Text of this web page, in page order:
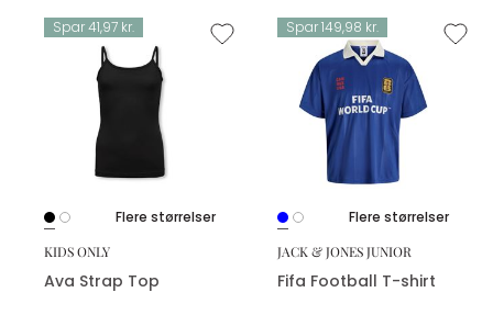
Spar 41,97 kr.
Flere størrelser
KIDS ONLY
Ava Strap Top
Spar 149,98 kr.
Flere størrelser
JACK & JONES JUNIOR
Fifa Football T-shirt